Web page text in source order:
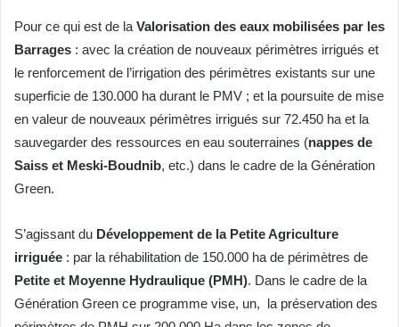
Pour ce qui est de la Valorisation des eaux mobilisées par les
Barrages : avec la création de nouveaux périmètres irrigués et
le renforcement de l’irrigation des périmètres existants sur une
superficie de 130.000 ha durant le PMV ; et la poursuite de mise
en valeur de nouveaux périmètres irrigués sur 72.450 ha et la
sauvegarder des ressources en eau souterraines (nappes de
Saiss et Meski-Boudnib, etc.) dans le cadre de la Génération
Green.
S’agissant du Développement de la Petite Agriculture
irriguée : par la réhabilitation de 150.000 ha de périmètres de
Petite et Moyenne Hydraulique (PMH). Dans le cadre de la
Génération Green ce programme vise, un, la préservation des